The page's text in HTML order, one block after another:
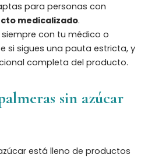
para personas con
medicalizado.
con tu médico o
si sigues una pauta estricta, y
completa del producto.
sin azúcar
está lleno de productos